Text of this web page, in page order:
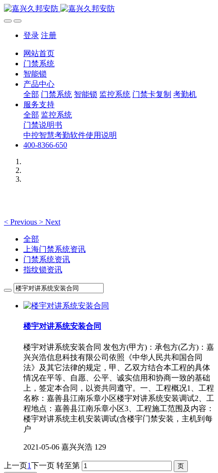
登录 注册
网站首页
门禁系统
智能锁
产品中心
全部 门禁系统 智能锁 监控系统 门禁卡复制 考勤机
服务支持
全部 监控系统
门禁说明书
中控智慧考勤软件使用说明
400-8366-650
< Previous > Next
全部
上海门禁系统资讯
门禁系统资讯
指纹锁资讯
楼宇对讲系统安装合同
楼宇对讲系统安装合同 发包方(甲方)：承包方(乙方)：嘉
兴兴浩信息科技有限公司依照《中华人民共和国合同
法》及其它法律的规定，甲、乙双方结合本工程的具体
情况在平等、自愿、公平、诚实信用和协商一致的基础
上，签定本合同，以资共同遵守。一、工程概况1、工程
名称：嘉善县江南乐章小区楼宇对讲系统安装调试2、工
程地点：嘉善县江南乐章小区3、工程施工范围及内容：
楼宇对讲系统主机安装调试(含楼宇门禁安装，主机到每
户
2021-05-06 嘉兴兴浩 129
上一页1下一页 转至第